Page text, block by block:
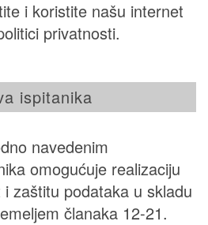
i koristite našu internet
privatnosti.
ispitanika
navedenim
omogućuje realizaciju
zaštitu podataka u skladu
članaka 12-21.